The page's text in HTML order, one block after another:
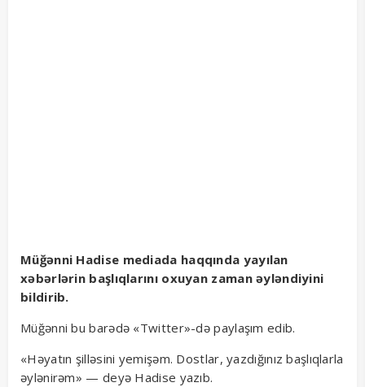
Müğənni Hadise mediada haqqında yayılan
xəbərlərin başlıqlarını oxuyan zaman əyləndiyini
bildirib.
Müğənni bu barədə «Twitter»-də paylaşım edib.
«Həyatın şilləsini yemişəm. Dostlar, yazdığınız başlıqlarla
əylənirəm» — deyə Hadise yazıb.